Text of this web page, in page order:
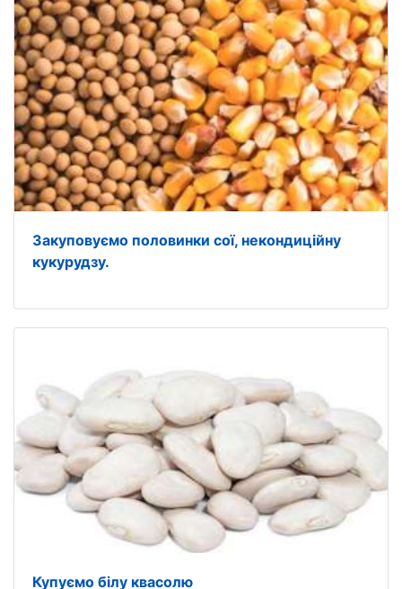
Закуповуємо половинки сої, некондиційну
кукурудзу.
Купуємо білу квасолю